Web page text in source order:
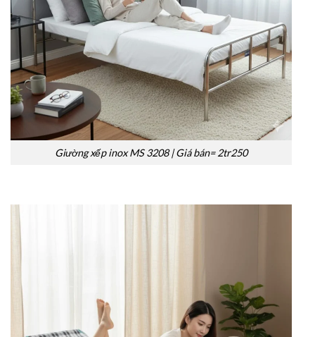
Giường xếp inox MS 3208 | Giá bán= 2tr250